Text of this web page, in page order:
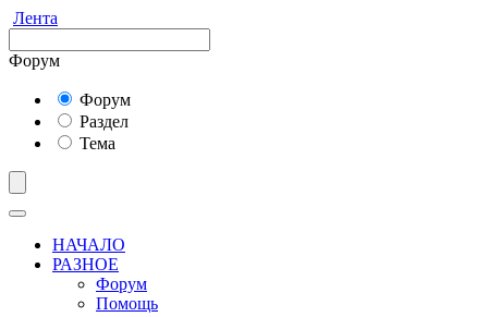
Лента
Форум
Форум
Раздел
Тема
НАЧАЛО
РАЗНОЕ
Форум
Помощь